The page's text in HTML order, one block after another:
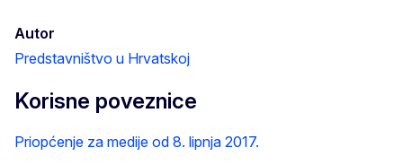
Autor
Predstavništvo u Hrvatskoj
Korisne poveznice
Priopćenje za medije od 8. lipnja 2017.